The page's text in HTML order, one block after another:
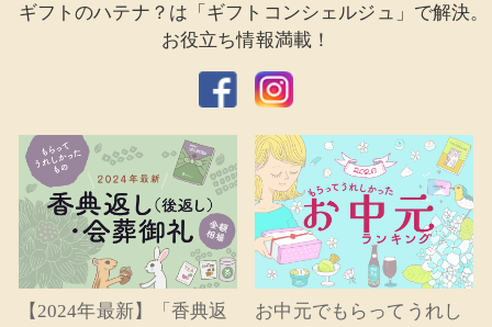
ギフトのハテナ？は「ギフトコンシェルジュ」で解決。
お役立ち情報満載！
【2024年最新】「香典返
お中元でもらってうれし